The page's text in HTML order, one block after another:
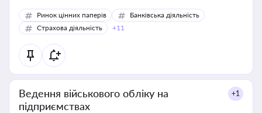
Ринок цінних паперів
Банківська діяльність
Страхова діяльність
+11
Ведення військового обліку на
підприємствах
+1